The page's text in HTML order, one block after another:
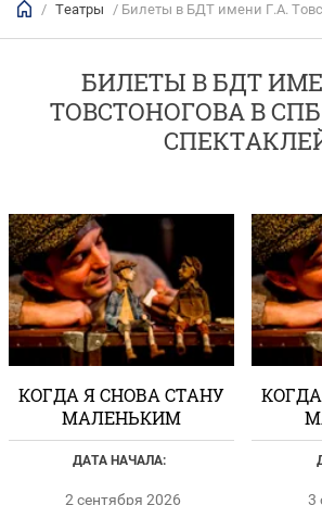
/ Театры / Билеты в БДТ имени Г.А.
БИЛЕТЫ В БДТ
ТОВСТОНОГОВА В
КОГДА Я СНОВА СТАНУ
МАЛЕНЬКИМ
ДАТА НАЧАЛА:
2 сентября 2026 3